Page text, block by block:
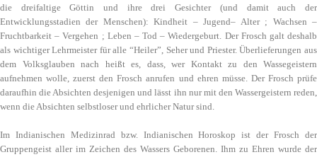
die dreifaltige Göttin und ihre drei Gesichter (und damit auch der
Entwicklungsstadien der Menschen): Kindheit – Jugend– Alter ; Wachsen –
Fruchtbarkeit – Vergehen ; Leben – Tod – Wiedergeburt. Der Frosch galt deshalb
als wichtiger Lehrmeister für alle “Heiler”, Seher und Priester. Überlieferungen aus
dem Volksglauben nach heißt es, dass, wer Kontakt zu den Wassegeistern
aufnehmen wolle, zuerst den Frosch anrufen und ehren müsse. Der Frosch prüfe
daraufhin die Absichten desjenigen und lässt ihn nur mit den Wassergeistern reden,
wenn die Absichten selbstloser und ehrlicher Natur sind.
Im Indianischen Medizinrad bzw. Indianischen Horoskop ist der Frosch der
Gruppengeist aller im Zeichen des Wassers Geborenen. Ihm zu Ehren wurde der